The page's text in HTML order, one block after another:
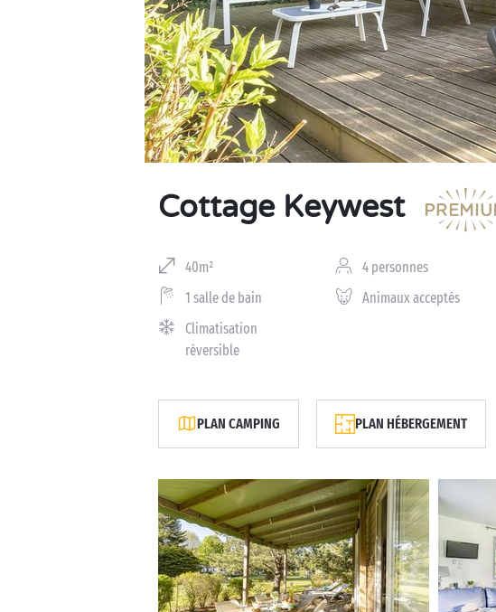
Cottage Keywest
40m² 4 personnes
1 salle de bain
Animaux acceptés
Climatisation
réversible
PLAN CAMPING PLAN HÉBERGEMENT
Business Village by Sandaya